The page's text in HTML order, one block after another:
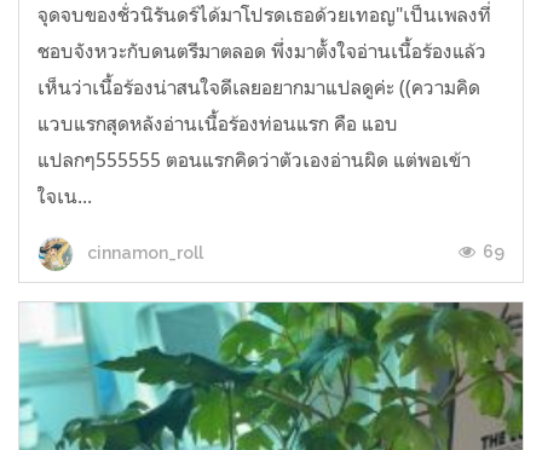
จุดจบของชั่วนิรันดร์ได้มาโปรดเธอด้วยเทอญ"เป็นเพลงที่
ชอบจังหวะกับดนตรีมาตลอด พึ่งมาตั้งใจอ่านเนื้อร้องแล้ว
เห็นว่าเนื้อร้องน่าสนใจดีเลยอยากมาแปลดูค่ะ ((ความคิด
แวบแรกสุดหลังอ่านเนื้อร้องท่อนแรก คือ แอบ
แปลกๆ555555 ตอนแรกคิดว่าตัวเองอ่านผิด แต่พอเข้า
ใจเน...
cinnamon_roll 69